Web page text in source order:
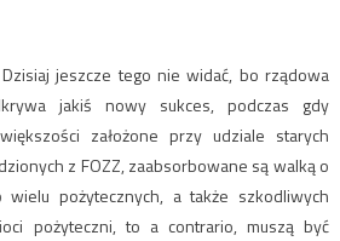
jeszcze tego nie widać, bo rządowa
jakiś nowy sukces, podczas gdy
założone przy udziale starych
z FOZZ, zaabsorbowane są walką o
pożytecznych, a także szkodliwych
pożyteczni, to a contrario, muszą być